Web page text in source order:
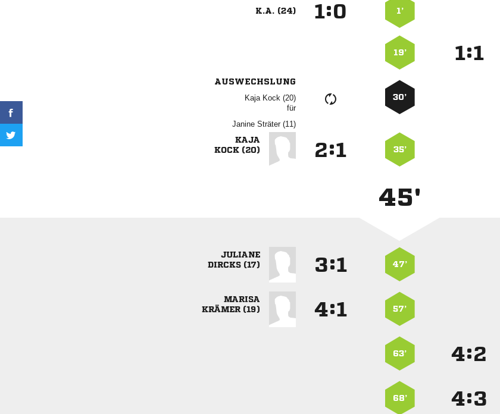
K.A. (24) : 1’
19’ :
AUSWECHSLUNG
  
für
  
30’

 
: 35’
45'

 
: 47’

 
: 57’
63’ :
68’ :